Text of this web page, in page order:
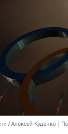
/ Алексей Куденко